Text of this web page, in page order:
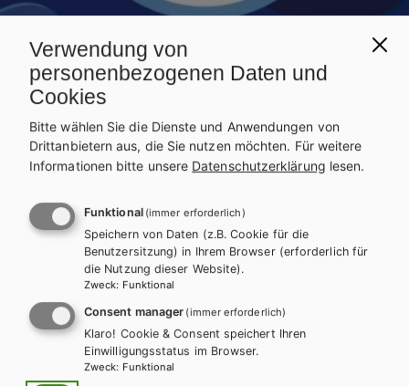
AHS-O ETHIK
Ethik 4
Auf dieser Seite finden Sie kostenlose Unterrichtsmaterialien zu
unseren Schulbüchern.
INHALTE FÜR LEHRER/INNEN
Verwendung von
personenbezogenen Daten und
Cookies
Bitte wählen Sie die Dienste und Anwendungen von
Drittanbietern aus, die Sie nutzen möchten. Für weitere
Informationen bitte unsere Datenschutzerklärung lesen.
Funktional (immer erforderlich)
Speichern von Daten (z.B. Cookie für die
Benutzersitzung) in Ihrem Browser (erforderlich für
die Nutzung dieser Website).
Zweck: Funktional
Consent manager (immer erforderlich)
Klaro! Cookie & Consent speichert Ihren
Einwilligungsstatus im Browser.
Zweck: Funktional